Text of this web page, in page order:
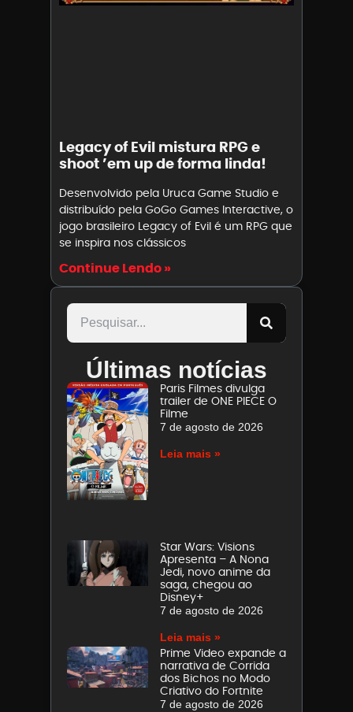
Legacy of Evil mistura RPG e
shoot ’em up de forma linda!
Desenvolvido pela Uruca Game Studio e
distribuído pela GoGo Games Interactive, o
jogo brasileiro Legacy of Evil é um RPG que
se inspira nos clássicos
Continue Lendo »
Últimas notícias
Paris Filmes divulga
trailer de ONE PIECE O
Filme
7 de agosto de 2026
Leia mais »
Star Wars: Visions
Apresenta – A Nona
Jedi, novo anime da
saga, chegou ao
Disney+
7 de agosto de 2026
Leia mais »
Prime Video expande a
narrativa de Corrida
dos Bichos no Modo
Criativo do Fortnite
7 de agosto de 2026